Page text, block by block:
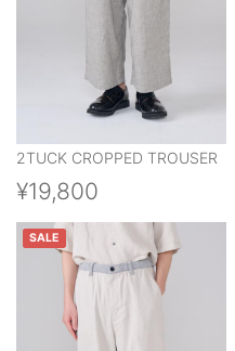
2TUCK CROPPED TROUSER
¥19,800
SALE